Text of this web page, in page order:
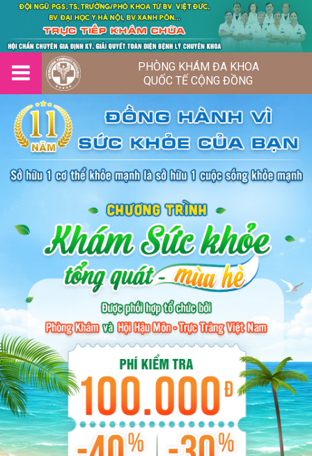
PHÒNG KHÁM ĐA KHOA
QUỐC TẾ CỘNG ĐỒNG